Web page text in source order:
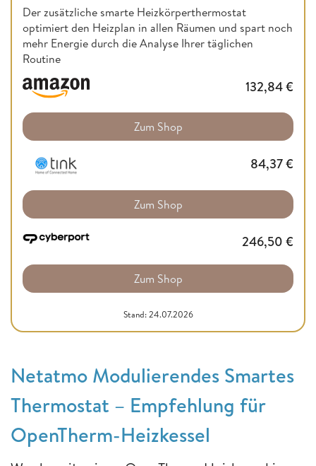
Der zusätzliche smarte Heizkörperthermostat
optimiert den Heizplan in allen Räumen und spart noch
mehr Energie durch die Analyse Ihrer täglichen
Routine
132,84€
Zum Shop
84,37€
Zum Shop
246,50 €
Zum Shop
Stand: 24.07.2026
Netatmo Modulierendes Smartes
Thermostat – Empfehlung für
OpenTherm-Heizkessel